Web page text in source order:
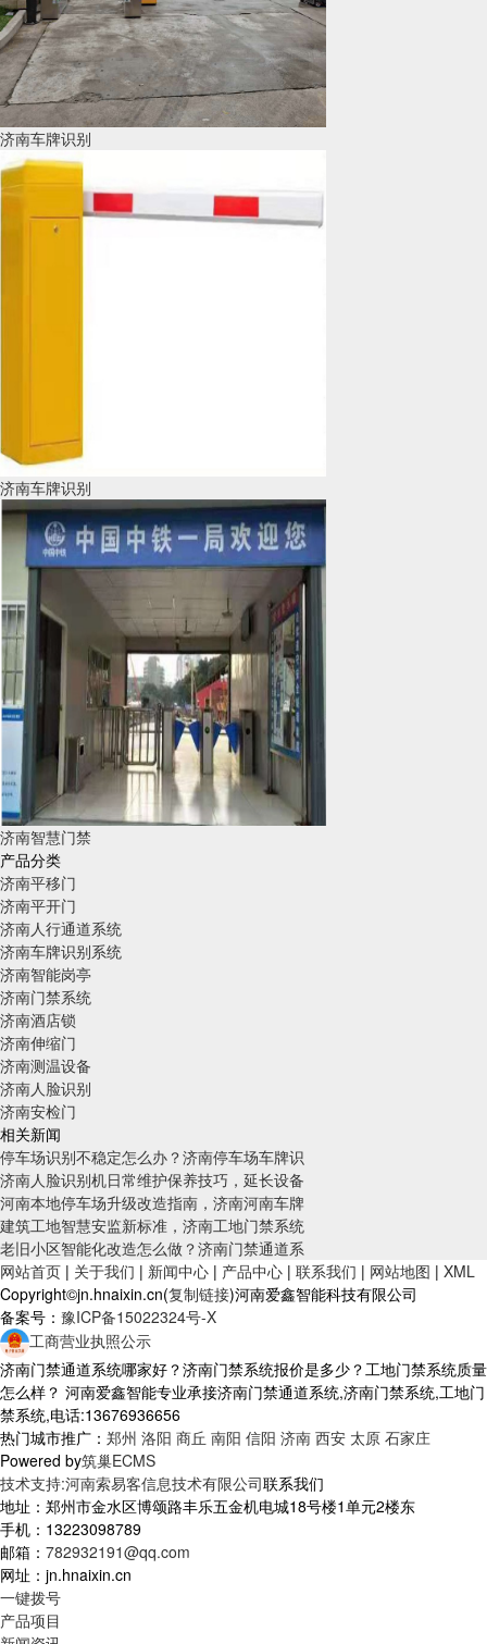
济南车牌识别
济南车牌识别
济南智慧门禁
产品分类
济南平移门
济南平开门
济南人行通道系统
济南车牌识别系统
济南智能岗亭
济南门禁系统
济南酒店锁
济南伸缩门
济南测温设备
济南人脸识别
济南安检门
相关新闻
停车场识别不稳定怎么办？济南停车场车牌识
济南人脸识别机日常维护保养技巧，延长设备
河南本地停车场升级改造指南，济南河南车牌
建筑工地智慧安监新标准，济南工地门禁系统
老旧小区智能化改造怎么做？济南门禁通道系
网站首页 | 关于我们 | 新闻中心 | 产品中心 | 联系我们 | 网站地图 | XML
Copyright©jn.hnaixin.cn(复制链接)河南爱鑫智能科技有限公司
备案号： 豫ICP备15022324号-X
工商营业执照公示
济南门禁通道系统哪家好？济南门禁系统报价是多少？工地门禁系统质量
怎么样？ 河南爱鑫智能专业承接济南门禁通道系统,济南门禁系统,工地门
禁系统,电话:13676936656
热门城市推广： 郑州 洛阳 商丘 南阳 信阳 济南 西安 太原 石家庄
Powered by筑巢ECMS
技术支持:河南索易客信息技术有限公司联系我们
地址：郑州市金水区博颂路丰乐五金机电城18号楼1单元2楼东
手机：13223098789
邮箱： 782932191@qq.com
网址：jn.hnaixin.cn
一键拨号
产品项目